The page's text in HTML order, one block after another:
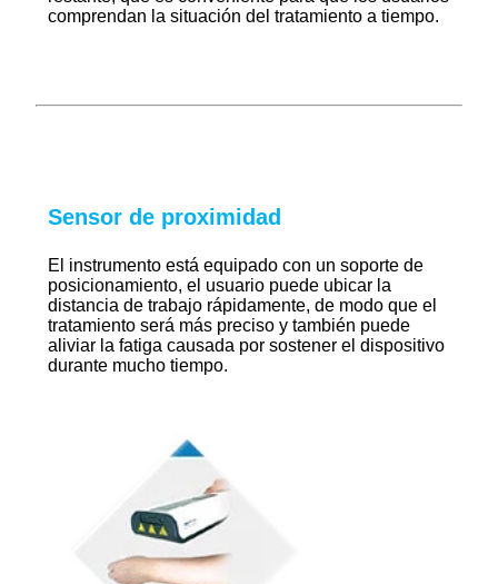
comprendan la situación del tratamiento a tiempo.
Sensor de proximidad
El instrumento está equipado con un soporte de
posicionamiento, el usuario puede ubicar la
distancia de trabajo rápidamente, de modo que el
tratamiento será más preciso y también puede
aliviar la fatiga causada por sostener el dispositivo
durante mucho tiempo.